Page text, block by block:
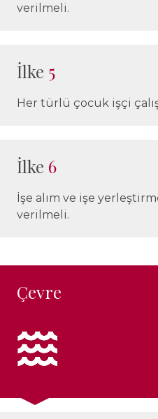
verilmeli.
İlke 5
Her türlü çocuk işçi
İlke 6
İşe alım ve işe
verilmeli.
Çevre